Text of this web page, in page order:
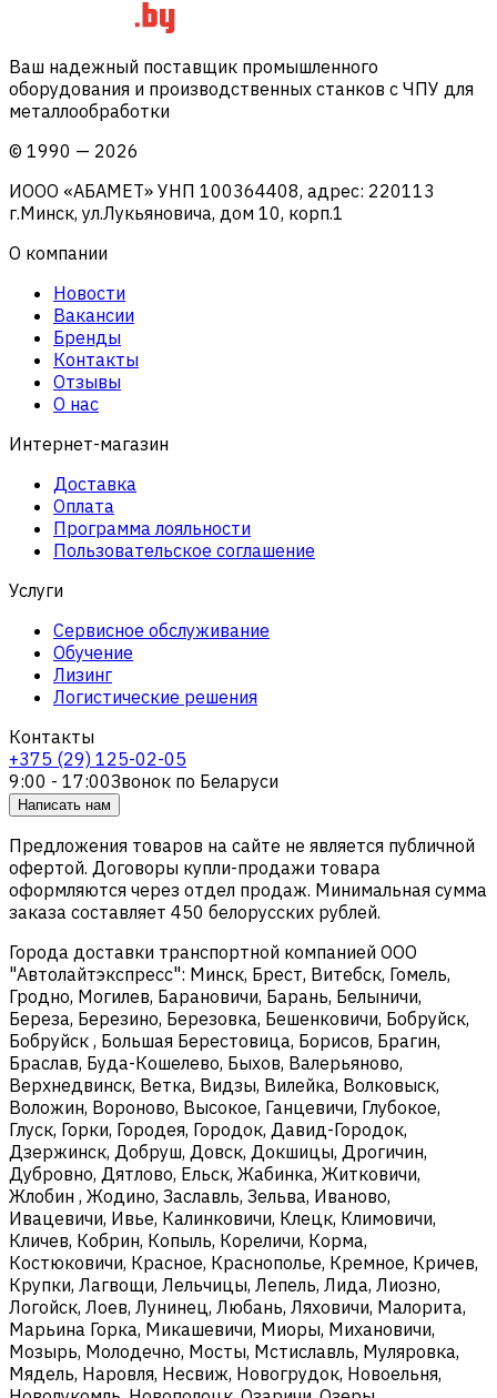
Ваш надежный поставщик промышленного
оборудования и производственных станков с ЧПУ для
металлообработки
© 1990 — 2026
ИООО «АБАМЕТ» УНП 100364408, адрес: 220113
г.Минск, ул.Лукьяновича, дом 10, корп.1
О компании
Новости
Вакансии
Бренды
Контакты
Отзывы
О нас
Интернет-магазин
Доставка
Оплата
Программа лояльности
Пользовательское соглашение
Услуги
Сервисное обслуживание
Обучение
Лизинг
Логистические решения
Контакты
+375 (29) 125-02-05
9:00 - 17:00Звонок по Беларуси
Написать нам
Предложения товаров на сайте не является публичной
офертой. Договоры купли-продажи товара
оформляются через отдел продаж. Минимальная сумма
заказа составляет 450 белорусских рублей.
Города доставки транспортной компанией ООО
"Автолайтэкспресс": Минск, Брест, Витебск, Гомель,
Гродно, Могилев, Барановичи, Барань, Белыничи,
Береза, Березино, Березовка, Бешенковичи, Бобруйск,
Бобруйск , Большая Берестовица, Борисов, Брагин,
Браслав, Буда-Кошелево, Быхов, Валерьяново,
Верхнедвинск, Ветка, Видзы, Вилейка, Волковыск,
Воложин, Вороново, Высокое, Ганцевичи, Глубокое,
Глуск, Горки, Городея, Городок, Давид-Городок,
Дзержинск, Добруш, Довск, Докшицы, Дрогичин,
Дубровно, Дятлово, Ельск, Жабинка, Житковичи,
Жлобин , Жодино, Заславль, Зельва, Иваново,
Ивацевичи, Ивье, Калинковичи, Клецк, Климовичи,
Кличев, Кобрин, Копыль, Кореличи, Корма,
Костюковичи, Красное, Краснополье, Кремное, Кричев,
Крупки, Лагвощи, Лельчицы, Лепель, Лида, Лиозно,
Логойск, Лоев, Лунинец, Любань, Ляховичи, Малорита,
Марьина Горка, Микашевичи, Миоры, Михановичи,
Мозырь, Молодечно, Мосты, Мстиславль, Муляровка,
Мядель, Наровля, Несвиж, Новогрудок, Новоельня,